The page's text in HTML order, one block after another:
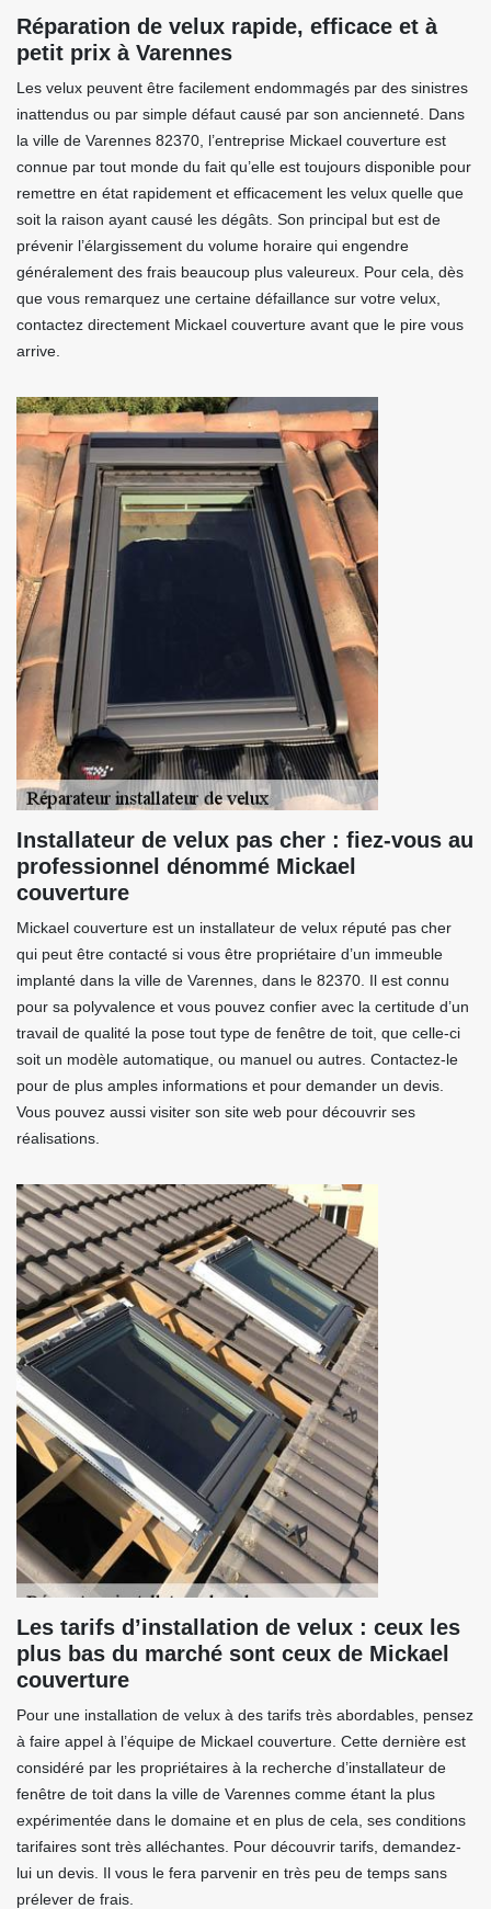
Réparation de velux rapide, efficace et à
petit prix à Varennes
Les velux peuvent être facilement endommagés par des sinistres
inattendus ou par simple défaut causé par son ancienneté. Dans
la ville de Varennes 82370, l’entreprise Mickael couverture est
connue par tout monde du fait qu’elle est toujours disponible pour
remettre en état rapidement et efficacement les velux quelle que
soit la raison ayant causé les dégâts. Son principal but est de
prévenir l’élargissement du volume horaire qui engendre
généralement des frais beaucoup plus valeureux. Pour cela, dès
que vous remarquez une certaine défaillance sur votre velux,
contactez directement Mickael couverture avant que le pire vous
arrive.
Installateur de velux pas cher : fiez-vous au
professionnel dénommé Mickael
couverture
Mickael couverture est un installateur de velux réputé pas cher
qui peut être contacté si vous être propriétaire d’un immeuble
implanté dans la ville de Varennes, dans le 82370. Il est connu
pour sa polyvalence et vous pouvez confier avec la certitude d’un
travail de qualité la pose tout type de fenêtre de toit, que celle-ci
soit un modèle automatique, ou manuel ou autres. Contactez-le
pour de plus amples informations et pour demander un devis.
Vous pouvez aussi visiter son site web pour découvrir ses
réalisations.
Les tarifs d’installation de velux : ceux les
plus bas du marché sont ceux de Mickael
couverture
Pour une installation de velux à des tarifs très abordables, pensez
à faire appel à l’équipe de Mickael couverture. Cette dernière est
considéré par les propriétaires à la recherche d’installateur de
fenêtre de toit dans la ville de Varennes comme étant la plus
expérimentée dans le domaine et en plus de cela, ses conditions
tarifaires sont très alléchantes. Pour découvrir tarifs, demandez-
lui un devis. Il vous le fera parvenir en très peu de temps sans
prélever de frais.